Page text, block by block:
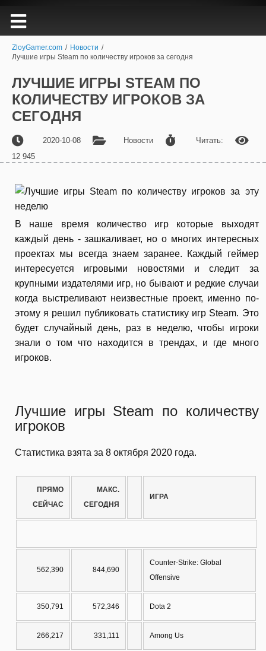
ZloyGamer.com / Новости /
Лучшие игры Steam по количеству игроков за сегодня
ЛУЧШИЕ ИГРЫ STEAM ПО
КОЛИЧЕСТВУ ИГРОКОВ ЗА
СЕГОДНЯ
2020-10-08 Новости
Читать:
12 945
В наше время количество игр которые выходят
каждый день - зашкаливает, но о многих интересных
проектах мы всегда знаем заранее. Каждый геймер
интересуется игровыми новостями и следит за
крупными издателями игр, но бывают и редкие случаи
когда выстреливают неизвестные проект, именно по-
этому я решил публиковать статистику игр Steam. Это
будет случайный день, раз в неделю, чтобы игроки
знали о том что находится в трендах, и где много
игроков.
Лучшие игры Steam по количеству
игроков
Статистика взята за 8 октября 2020 года.
ПРЯМО
СЕЙЧАС
МАКС.
СЕГОДНЯ
ИГРА
562,390 844,690
Counter-Strike: Global
Offensive
350,791 572,346 Dota 2
266,217 331,111 Among Us